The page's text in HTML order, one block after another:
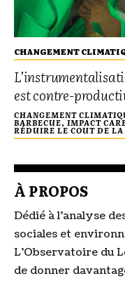
CHANGEMENT
est contre-
CHANGEMENT
BARBECUE, IMPACT
RÉDUIRE LE COUT DE
À PROPOS
Dédié à l’analyse
sociales et
L’Observatoire du
de donner